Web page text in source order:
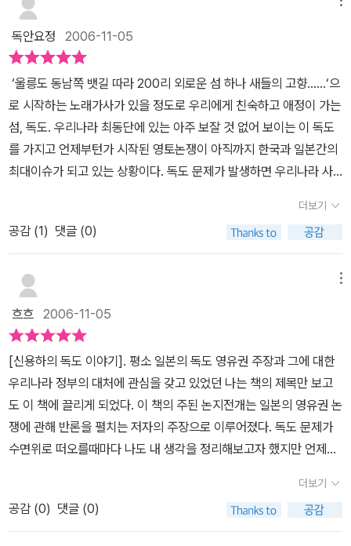
만하게 읽을 수 있는 이 책을 떠올렸고, 바로 서점에 나가 구입하게 되
었던 것이다.서울대 사회학과 교수로 30여년을 봉직하며 한국 사회
사, 사상사 연구에 한 평생을 바쳐온 신용하교수의 이름 앞에 붙는 또
하나의 타이틀은 '독도학회 회장'이라는 것이다. 독도라는 섬에 대해
오랜 시간을 연구해 온 신교수에게, 특히나 윤건차교수에 의해 이념
적 스팩트럼의 가장 오른쪽에서 두 번째(가장 오른쪽은 조갑제 등의
반동적 보수주의)인 국수주의자로 명명된 그에게 있어서는 치욕 그
자체가 아니었을까. 이 책은 최근 독도논쟁 직전에 출간되어 가장 최
근까지 발견된 자료들을 꼼꼼하게 살피고 있을 뿐만 아니라, 그 문장
속에서 다소 격한 감정을 버리진 못하나 일본측의 주장을 조목조목
민 모두가 알고 있어야 할 독도에 대한 중요한 지식들을 담아놓고 있
는 것이다. 일본이 독도를 자신들의 땅으로 주장하는 직접적인 근거
는 1905년 일본이 '무주지(주인없는 땅)'이라며 내각회의에서 독도
를 자신들의 땅으로 편입했다는 것인데, 실제로 5년전에 대한제국 명
으로 독도를 우리의 땅이라고 공식적으로 발표한 바 있으니 그들의
주장의 근거자체가 성립하지 않는다는 신교수의 주장을 보며 독도문
제의 기본적인 틀을 알게됨과 동시에 왜 독도라는 땅을 지켜야하는지
도 생각하게 하니, 이 책은 사실관계를 제공함과 동시에 그에따라 우
에 앉아 읽으면서, 책 말미에 나와있는 저자의 이 말에 밑줄을 그어보
았다. '한국과 일본 사이에 '독도 영유권 분쟁'은 없다. '독도 영유권 논
쟁'이 있을 뿐이다.'책의 마지막 장에 나와있는 저자의 처방을 위정자
독안요정 2006-11-05
‘울릉도 동남쪽 뱃길 따라 200리 외로운 섬 하나 새들의 고향……‘으
로 시작하는 노래가사가 있을 정도로 우리에게 친숙하고 애정이 가는
섬, 독도. 우리나라 최동단에 있는 아주 보잘 것 없어 보이는 이 독도
를 가지고 언제부턴가 시작된 영토논쟁이 아직까지 한국과 일본간의
최대이슈가 되고 있는 상황이다. 독도 문제가 발생하면 우리나라 사
일본의 행동에 대한 대처를 전혀 찾지 않고 핏대만 올리는 것 같아 걱
정이 앞선다. 우리가 힘을 가지지 않고 명분만 주장한다고 해서 독도
가 영원히 우리의 땅이란 착각은 냉정한 국제사회의 정세를 제대로
파악하지 않은 오류이다. 우리가 독도를 알기 위해 이 책을 읽어야 하
있는 힘이 나오기 때문이다. 보잘 것 없어 보이는 독도가 한국과 일
본 양국간의 영유권 논쟁의 대상이 된 것은 독도의 중요한 지리적 위
치 때문일 것이다. 독도는 울릉도와 함께 동해 한가운데 있는 단 두개
의 섬으로 암초를 중심으로 부근에 서식하는 어류들이 철따라 몰려들
어 수산자원이 풍부한 섬이다. 또한 독도 부근의 대륙붕과 해저에는
천연가스 매장되어 있을 가능성으로 엄청난 경제적 가치를 지니고 있
기도 하다. 그러나 가장 중요한 사실은 독도가 동해의 중앙에 위치하
고 있어 국방상의 극히 중요한 요충지이며, 일본의 경제수역과도 연
관되어 있다는 것이다. 따라서 일본의 대륙침탈 야욕과 맞물려서 일
더보기
공감 (1) 댓글 (0)
흐흐 2006-11-05
[신용하의 독도 이야기]. 평소 일본의 독도 영유권 주장과 그에 대한
우리나라 정부의 대처에 관심을 갖고 있었던 나는 책의 제목만 보고
도 이 책에 끌리게 되었다. 이 책의 주된 논지전개는 일본의 영유권 논
쟁에 관해 반론을 펼치는 저자의 주장으로 이루어졌다. 독도 문제가
수면위로 떠오를때마다 나도 내 생각을 정리해보고자 했지만 언제나
게 정리됨을 느낄 수 있었다. 독도 영유권 논쟁은 1952년 일본측에
의해서 시작된 후 지금까지 외교적으로 치열하게 논쟁이 오고 갔다.
하지만 논쟁과 상관없이 독도는 엄연히 한국의 땅이다. 독도 영유권
더보기
공감 (0) 댓글 (0)